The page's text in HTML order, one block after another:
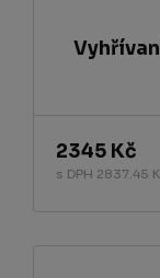
2345 Kč
s DPH 2837.45